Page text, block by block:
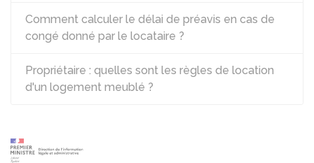
Comment calculer le délai de préavis en cas de
congé donné par le locataire ?
Propriétaire : quelles sont les règles de location
d'un logement meublé ?